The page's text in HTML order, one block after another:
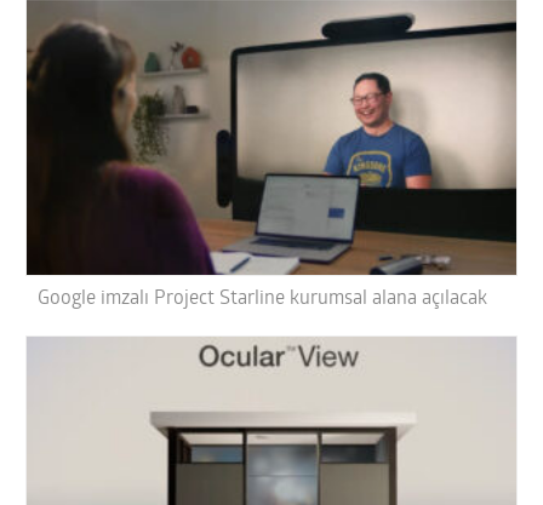
Google imzalı Project Starline kurumsal alana açılacak